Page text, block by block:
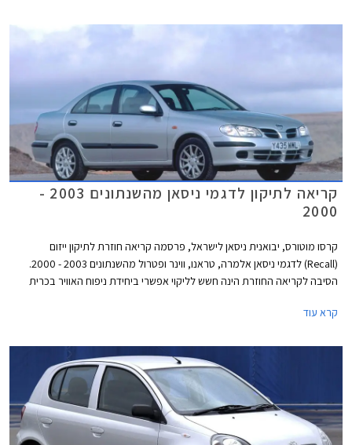
לא זכתה למחליפה מאז הופסק ייצור הדגם האחרון בשנת 2007. כאמור,
החליטה ניסאן להתמקד ברכבי נישה וכך נולדה אחת ההצלחות הגדולות של
קריאה לתיקון לדגמי ניסאן מהשנתונים 2003 -
2000
קרסו מוטורס, יבואנית ניסאן לישראל, פרסמה קריאה חוזרת לתיקון ייזום
(Recall) לדגמי ניסאן אלמרה, טראנו, ווינר ופטרול מהשנתונים 2003 - 2000.
הסיבה לקריאה החוזרת הינה חשש לליקוי אפשרי ביחידת ניפוח האוויר בכרית
קרא עוד